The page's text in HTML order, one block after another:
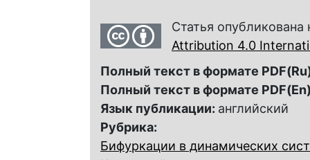
Статья
Attribution 4.0
Полный текст в формате
Полный текст в формате
Язык публикации: английский
Рубрика:
Бифуркации в динамических